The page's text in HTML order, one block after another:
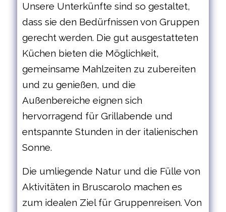
Unsere Unterkünfte sind so gestaltet,
dass sie den Bedürfnissen von Gruppen
gerecht werden. Die gut ausgestatteten
Küchen bieten die Möglichkeit,
gemeinsame Mahlzeiten zu zubereiten
und zu genießen, und die
Außenbereiche eignen sich
hervorragend für Grillabende und
entspannte Stunden in der italienischen
Sonne.
Die umliegende Natur und die Fülle von
Aktivitäten in Bruscarolo machen es
zum idealen Ziel für Gruppenreisen. Von